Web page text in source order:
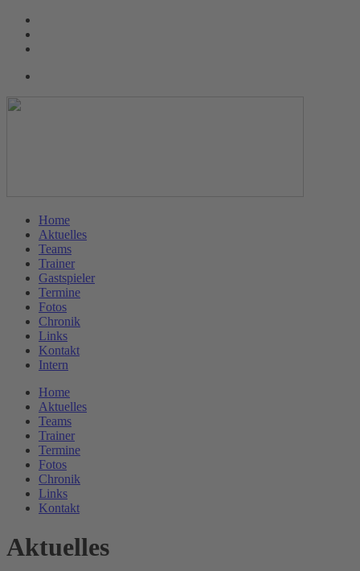
Home
Aktuelles
Teams
Trainer
Gastspieler
Termine
Fotos
Chronik
Links
Kontakt
Intern
Home
Aktuelles
Teams
Trainer
Termine
Fotos
Chronik
Links
Kontakt
Aktuelles